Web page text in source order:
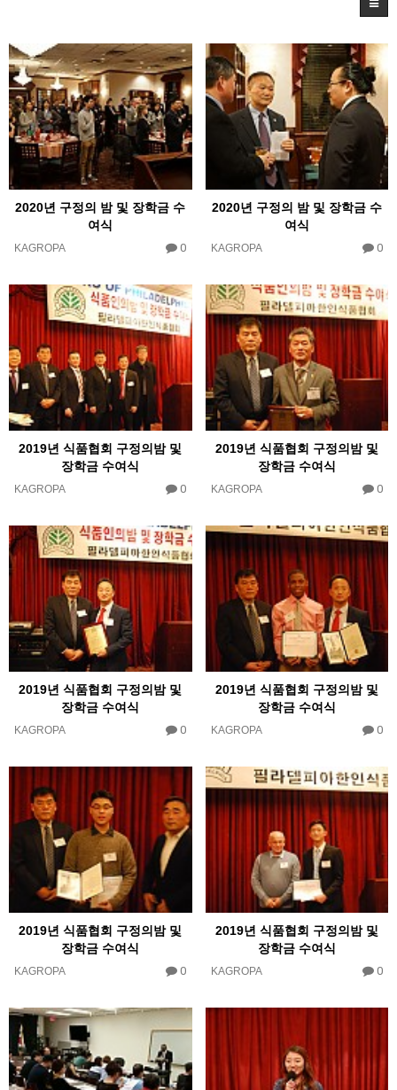
2020년 구정의 밤 및 장학금 수
여식
KAGROPA 0
2020년 구정의 밤 및 장학금 수
여식
KAGROPA 0
2019년 식품협회 구정의밤 및
장학금 수여식
KAGROPA 0
2019년 식품협회 구정의밤 및
장학금 수여식
KAGROPA 0
2019년 식품협회 구정의밤 및
장학금 수여식
KAGROPA 0
2019년 식품협회 구정의밤 및
장학금 수여식
KAGROPA 0
2019년 식품협회 구정의밤 및
장학금 수여식
KAGROPA 0
2019년 식품협회 구정의밤 및
장학금 수여식
KAGROPA 0